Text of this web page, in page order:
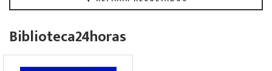
Biblioteca24horas